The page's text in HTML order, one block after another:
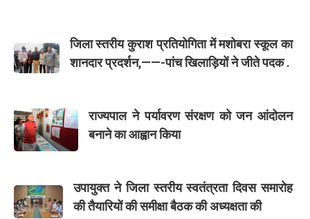
जिला स्तरीय कुराश प्रतियोगिता में मशोबरा स्कूल का
शानदार प्रदर्शन,——-पांच खिलाड़ियों ने जीते पदक .
राज्यपाल ने पर्यावरण संरक्षण को जन आंदोलन
बनाने का आह्वान किया
उपायुक्त ने जिला स्तरीय स्वतंत्रता दिवस समारोह
की तैयारियों की समीक्षा बैठक की अध्यक्षता की